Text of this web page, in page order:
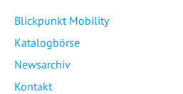
Blickpunkt Mobility
Katalogbörse
Newsarchiv
Kontakt